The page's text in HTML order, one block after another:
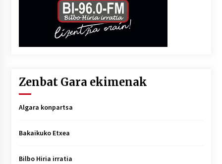
Zenbat Gara ekimenak
Algara konpartsa
Bakaikuko Etxea
Bilbo Hiria irratia